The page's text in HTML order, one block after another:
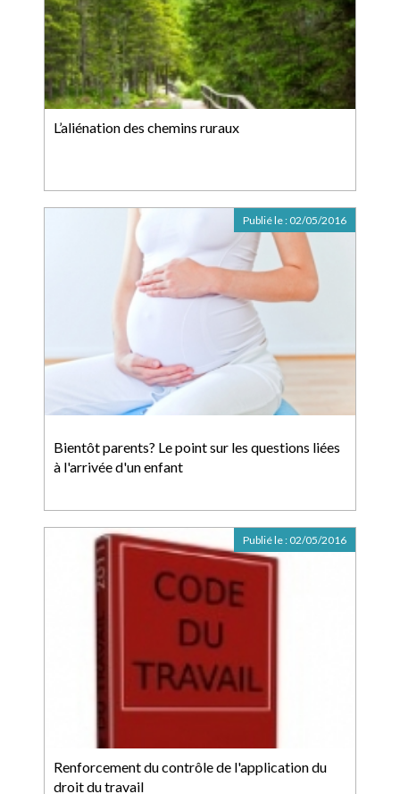
L’aliénation des chemins ruraux
Bientôt parents? Le point sur les questions liées
à l'arrivée d'un enfant
Publié le : 02/05/2016
Renforcement du contrôle de l'application du
droit du travail
Publié le : 02/05/2016